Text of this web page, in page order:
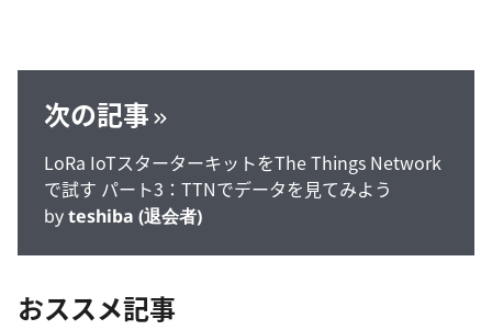
次の記事
LoRa IoTスターターキットをThe Things Network
で試す パート3：TTNでデータを見てみよう
byteshiba (退会者)
おススメ記事